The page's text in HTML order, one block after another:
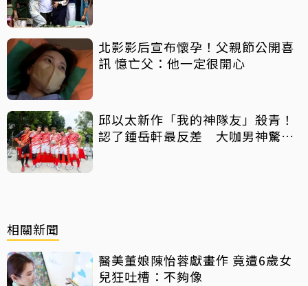
北影影后宣布懷孕！父親節公開喜
訊 憶亡父：他一定很開心
邱以太新作「我的神隊友」殺青！
認了鍾岳軒最反差 大咖男神驚喜
相關新聞
醫美董娘陳怡蓉獻畫作 竟遭6歲女
兒狂吐槽：不夠像